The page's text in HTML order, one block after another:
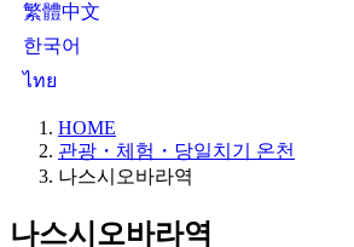
繁體中文
한국어
ไทย
HOME
관광・체험・당일치기 온천
나스시오바라역
나스시오바라역